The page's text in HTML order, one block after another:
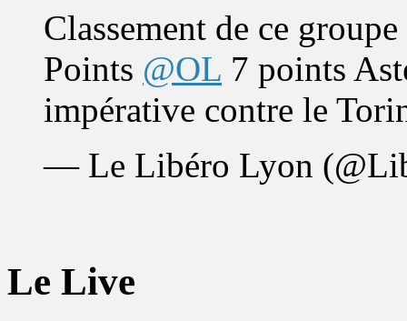
Classement de ce
Points @OL 7 points
impérative contre le
— Le Libéro Lyon
Le Live